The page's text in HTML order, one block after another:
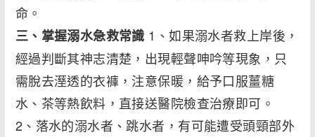
命。
三、掌握溺水急救常識 1、如果溺水者救上岸後，
經過判斷其神志清楚，出現輕聲呻吟等現象，只
需脫去溼透的衣褲，注意保暖，給予口服薑糖
水、茶等熱飲料，直接送醫院檢查治療即可。
2、落水的溺水者、跳水者，有可能遭受頭頸部外